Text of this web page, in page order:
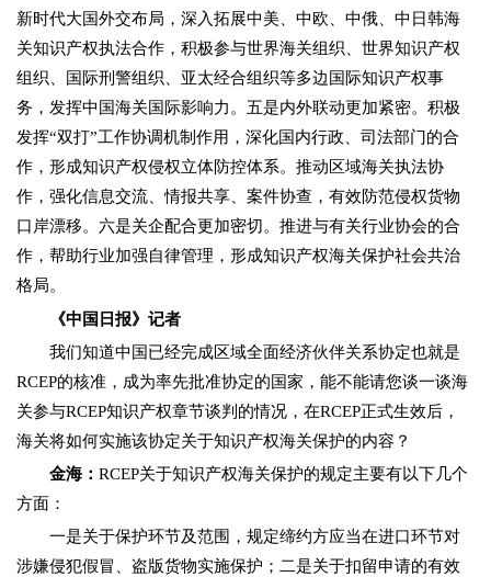
新时代大国外交布局，深入拓展中美、中欧、中俄、中日韩海
关知识产权执法合作，积极参与世界海关组织、世界知识产权
组织、国际刑警组织、亚太经合组织等多边国际知识产权事
务，发挥中国海关国际影响力。五是内外联动更加紧密。积极
发挥“双打”工作协调机制作用，深化国内行政、司法部门的合
作，形成知识产权侵权立体防控体系。推动区域海关执法协
作，强化信息交流、情报共享、案件协查，有效防范侵权货物
口岸漂移。六是关企配合更加密切。推进与有关行业协会的合
作，帮助行业加强自律管理，形成知识产权海关保护社会共治
格局。
《中国日报》记者
我们知道中国已经完成区域全面经济伙伴关系协定也就是
RCEP的核准，成为率先批准协定的国家，能不能请您谈一谈海
关参与RCEP知识产权章节谈判的情况，在RCEP正式生效后，
海关将如何实施该协定关于知识产权海关保护的内容？
金海： RCEP关于知识产权海关保护的规定主要有以下几个
方面：
一是关于保护环节及范围，规定缔约方应当在进口环节对
涉嫌侵犯假冒、盗版货物实施保护；二是关于扣留申请的有效